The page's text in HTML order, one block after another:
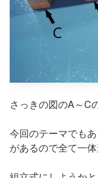
さっきの図のA～C
今回のテーマでも
があるので全て一